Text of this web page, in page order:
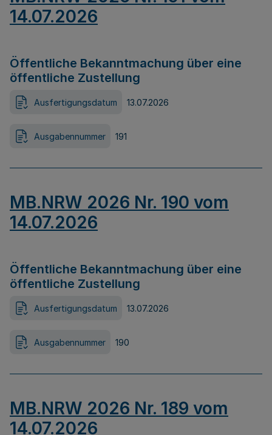
14.07.2026
Öffentliche Bekanntmachung über eine
öffentliche Zustellung
Ausfertigungsdatum 13.07.2026
Ausgabennummer 191
MB.NRW 2026 Nr. 190 vom
14.07.2026
Öffentliche Bekanntmachung über eine
öffentliche Zustellung
Ausfertigungsdatum 13.07.2026
Ausgabennummer 190
MB.NRW 2026 Nr. 189 vom
14.07.2026